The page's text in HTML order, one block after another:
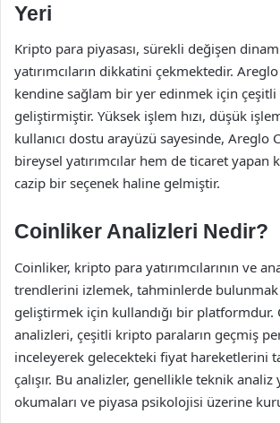
Yeri
Kripto para piyasası, sürekli değişen
yatırımcıların dikkatini çekmektedir.
kendine sağlam bir yer edinmek için
geliştirmiştir. Yüksek işlem hızı, düşük
kullanıcı dostu arayüzü sayesinde, Areglo
bireysel yatırımcılar hem de ticaret yapan
cazip bir seçenek haline gelmiştir.
Coinliker Analizleri Nedir?
Coinliker, kripto para yatırımcılarının ve
trendlerini izlemek, tahminlerde
geliştirmek için kullandığı bir platformdur.
analizleri, çeşitli kripto paraların geçmiş
inceleyerek gelecekteki fiyat hareketlerini
çalışır. Bu analizler, genellikle teknik
okumaları ve piyasa psikolojisi üzerine